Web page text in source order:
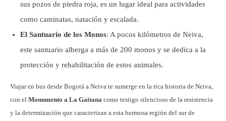
sus pozos de piedra roja, es un lugar ideal para actividades
como caminatas, natación y escalada.
El Santuario de los Monos: A pocos kilómetros de Neiva,
este santuario alberga a más de 200 monos y se dedica a la
protección y rehabilitación de estos animales.
Viajar en bus desde Bogotá a Neiva te sumerge en la rica historia de Neiva,
con el Monumento a La Gaitana como testigo silencioso de la resistencia
y la determinación que caracterizan a esta hermosa región del sur de